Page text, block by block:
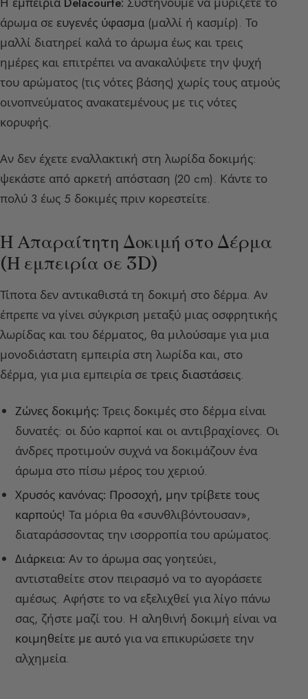
άρωμα σε ευγενές ύφασμα (μαλλί ή κασμίρ). Το
μαλλί διατηρεί καλά το άρωμα έως και τρεις
ημέρες και επιτρέπει να ανακαλύψετε την ψυχή
του αρώματος (τις νότες βάσης) χωρίς τους ατμούς
οινοπνεύματος ανακατεμένους με τις νότες
κορυφής.
Αν δεν έχετε εναλλακτική στη λωρίδα δοκιμής:
ψεκάστε από αρκετή απόσταση (20 cm). Κάντε το
πολύ 3 έως 5 δοκιμές πριν κορεστείτε.
Η Απαραίτητη Δοκιμή στο Δέρμα
(Η εμπειρία σε 3D)
Τίποτα δεν αντικαθιστά τη δοκιμή στο δέρμα. Αν
έπρεπε να γίνει σύγκριση μεταξύ μιας οσφρητικής
λωρίδας και του δέρματος, θα μιλούσαμε για μια
μονοδιάστατη εμπειρία στη λωρίδα και, στο
δέρμα, για μια εμπειρία σε τρεις διαστάσεις.
Ζώνες δοκιμής: Τρεις δοκιμές στο δέρμα είναι
δυνατές: οι δύο καρποί και οι αντιβραχίονες. Οι
άνδρες προτιμούν συχνά να δοκιμάζουν ένα
άρωμα στο πίσω μέρος του χεριού.
Χρυσός κανόνας: Προσοχή, μην τρίβετε τους
καρπούς! Τα μόρια θα «συνθλιβόντουσαν»,
διαταράσσοντας την ισορροπία του αρώματος.
Διάρκεια: Αν το άρωμα σας γοητεύει,
αντισταθείτε στον πειρασμό να το αγοράσετε
αμέσως. Αφήστε το να εξελιχθεί για λίγο πάνω
σας, ζήστε μαζί του. Η αληθινή δοκιμή είναι να
κοιμηθείτε με αυτό για να επικυρώσετε την
αλχημεία.